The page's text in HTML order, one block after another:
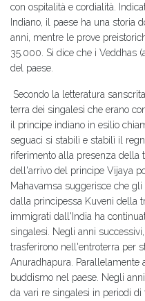
con ospitalità e cordialità.
Indiano, il paese ha una storia
anni, mentre le prove
35.000. Si dice che i Veddhas
del paese.
Secondo la letteratura
terra dei singalesi che erano
il principe indiano in esilio
seguaci si stabilì e stabilì il
riferimento alla presenza della
dell'arrivo del principe Vijaya
Mahavamsa suggerisce che
dalla principessa Kuveni della
immigrati dall'India ha
singalesi. Negli anni
trasferirono nell'entroterra per
Anuradhapura. Parallelamente
buddismo nel paese. Negli
da vari re singalesi in periodi